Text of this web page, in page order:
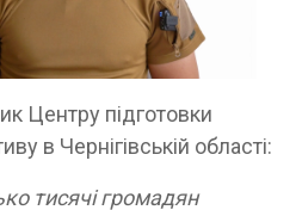
Центру підготовки
в Чернігівській області:
тисячі громадян